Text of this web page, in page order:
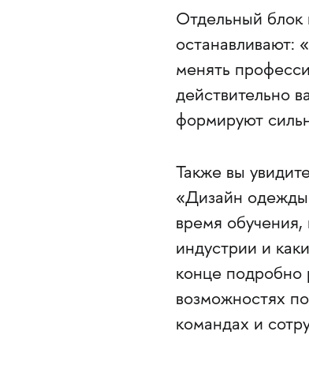
Отдельный блок
останавливают:
менять
действительно
формируют
Также вы
«Дизайн
время обучения,
индустрии и
конце подробно
возможностях
командах и